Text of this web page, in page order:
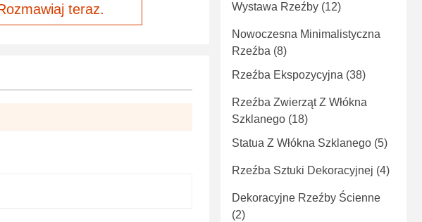
teraz. Wystawa Rzeźby (12)
Nowoczesna Minimalistyczna
Rzeźba (8)
Rzeźba Ekspozycyjna (38)
Rzeźba Zwierząt Z Włókna
Szklanego (18)
Statua Z Włókna Szklanego (5)
Rzeźba Sztuki Dekoracyjnej (4)
Dekoracyjne Rzeźby Ścienne
(2)